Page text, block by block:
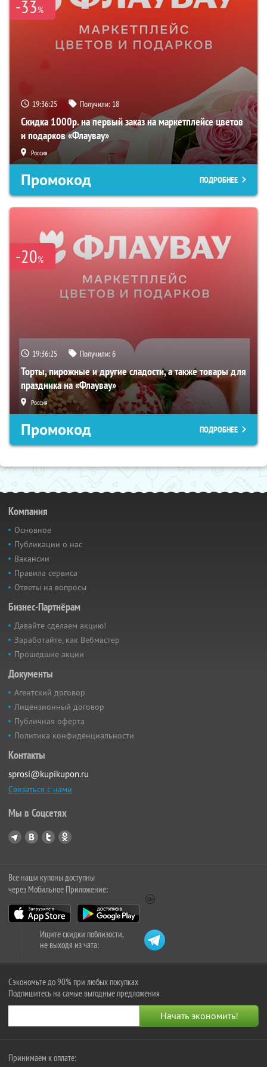
-33%
19:36:25 Получили: 18
Скидка 1000р. на первый заказ на маркетплейсе цветов
и подарков «Флаувау»
Россия
Промокод ПОДРОБНЕЕ
-20%
19:36:25 Получили:6
Торты, пирожные и другие сладости, а также товары для
праздника на «Флаувау»
Россия
Промокод ПОДРОБНЕЕ
Компания
Основное
Публикации о нас
Вакансии
Правила сервиса
Ответы на вопросы
Бизнес-Партнёрам
Давайте сделаем акцию!
Заработайте, как Вебмастер
Прошедшие акции
Документы
Агентский договор
Лицензионный договор
Публичная оферта
Политика конфиденциальности
Контакты
sprosi@kupikupon.ru
Связаться с нами
Мы в Соцсетях
Все наши купоны доступны
через Мобильное Приложение:
Ищите скидки поблизости,
не выходя из чата:
Сэкономьте до 90% при любых покупках
Подпишитесь на самые выгодные предложения
Принимаем к оплате: